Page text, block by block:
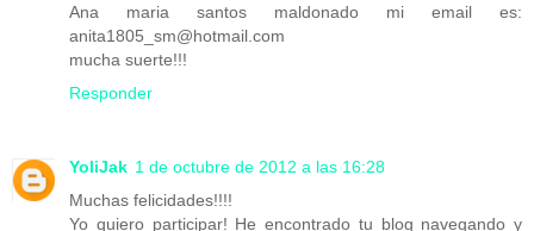
Ana maria santos maldonado mi email es:
anita1805_sm@hotmail.com
mucha suerte!!!
Responder
YoliJak 1 de octubre de 2012 a las 16:28
Muchas felicidades!!!!
Yo quiero participar! He encontrado tu blog navegando y